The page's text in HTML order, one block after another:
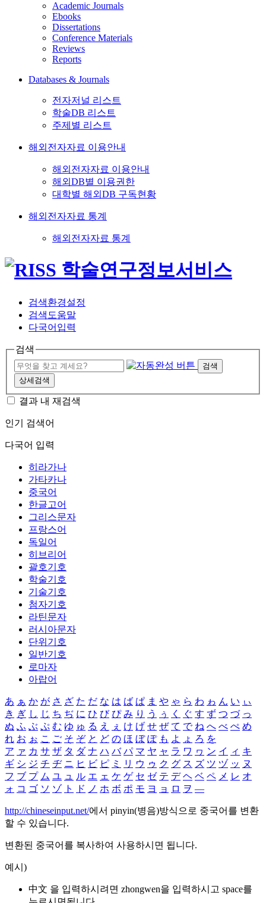
Academic Journals
Ebooks
Dissertations
Conference Materials
Reviews
Reports
Databases & Journals
전자저널 리스트
학술DB 리스트
주제별 리스트
해외전자자료 이용안내
해외전자자료 이용안내
해외DB별 이용권한
대학별 해외DB 구독현황
해외전자자료 통계
해외전자자료 통계
검색환경설정
검색도움말
다국어입력
검색
검색
상세검색
결과 내 재검색
인기 검색어
다국어 입력
히라가나
가타카나
중국어
한글고어
그리스문자
프랑스어
독일어
히브리어
괄호기호
학술기호
기술기호
첨자기호
라틴문자
러시아문자
단위기호
일반기호
로마자
아랍어
あ ぁ か が さ ざ た だ な は ば ぱ ま や ゃ ら わ ゎ ん い ぃ
き ぎ し じ ち ぢ に ひ び ぴ み り う ぅ く ぐ す ず つ づ っ
ぬ ふ ぶ ぷ む ゆ ゅ る え ぇ け げ せ ぜ て で ね へ べ ぺ め
れ お ぉ こ ご そ ぞ と ど の ほ ぼ ぽ も よ ょ ろ を
ア ァ カ サ ザ タ ダ ナ ハ バ パ マ ヤ ャ ラ ワ ヮ ン イ ィ キ
ギ シ ジ チ ヂ ニ ヒ ビ ピ ミ リ ウ ゥ ク グ ス ズ ツ ヅ ッ ヌ
フ ブ プ ム ユ ュ ル エ ェ ケ ゲ セ ゼ テ デ ヘ ベ ペ メ レ オ
ォ コ ゴ ソ ゾ ト ド ノ ホ ボ ポ モ ヨ ョ ロ ヲ ―
http://chineseinput.net/에서 pinyin(병음)방식으로 중국어를 변환
할 수 있습니다.
변환된 중국어를 복사하여 사용하시면 됩니다.
예시)
中文 을 입력하시려면 zhongwen을 입력하시고 space를